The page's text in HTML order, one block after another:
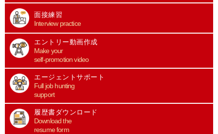
面接練習
Interview practice
エントリー動画作成
Make your
self-promotion video
エージェントサポート
Full job hunting
support
履歴書ダウンロード
Download the
resume form